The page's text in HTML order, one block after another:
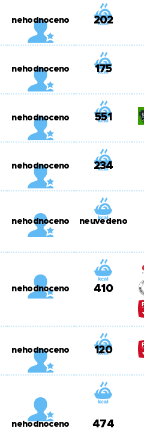
nehodnoceno 202
nehodnoceno 175
nehodnoceno 551
nehodnoceno 234
nehodnoceno neuvedeno
nehodnoceno 410
nehodnoceno 120
nehodnoceno 474